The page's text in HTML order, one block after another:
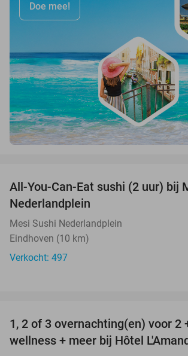
Doe mee!
All-You-Can-Eat sushi (2 uur) bij
Nederlandplein
Mesi Sushi Nederlandplein
Eindhoven (10 km)
Verkocht: 497
TODAY
1, 2 of 3 overnachting(en) voor 2
wellness + meer bij Hôtel